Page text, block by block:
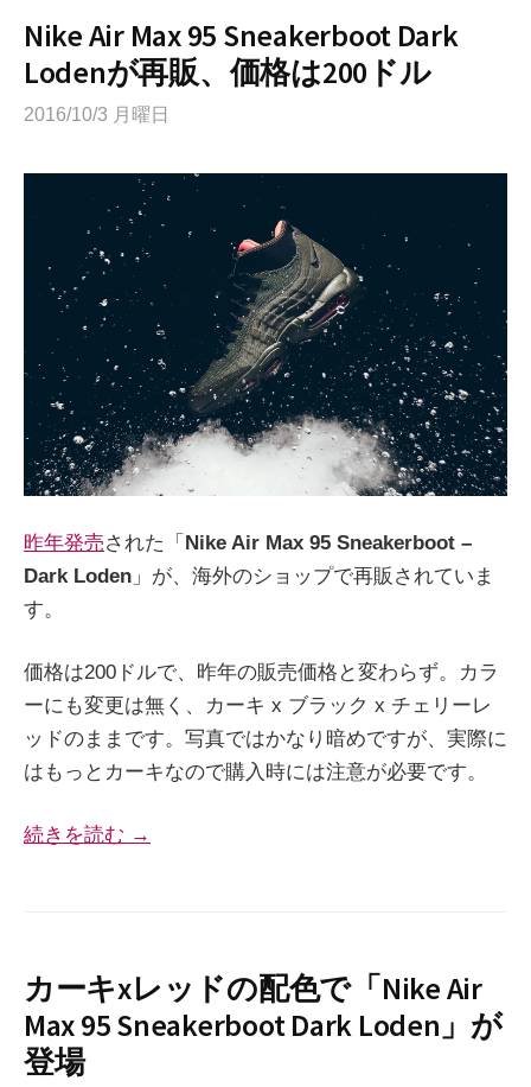
Nike Air Max 95 Sneakerboot Dark
Lodenが再販、価格は200ドル
2016/10/3 月曜日
昨年発売された「 Nike Air Max 95 Sneakerboot –
Dark Loden 」が、海外のショップで再販されていま
す。
価格は200ドルで、昨年の販売価格と変わらず。カラ
ーにも変更は無く、カーキ x ブラック x チェリーレ
ッドのままです。写真ではかなり暗めですが、実際に
はもっとカーキなので購入時には注意が必要です。
続きを読む →
カーキxレッドの配色で「Nike Air
Max 95 Sneakerboot Dark Loden」が
登場